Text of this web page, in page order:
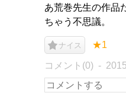
あ荒巻先生の作品
ちゃう不思議。
ナイス ★1
コメント(0)